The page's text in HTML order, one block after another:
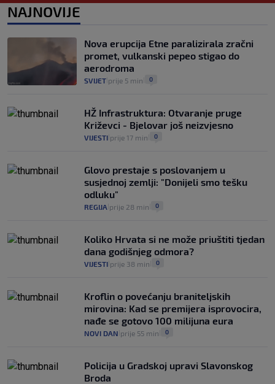
VIJESTI 3. kol. 2
rajčica košta deset eura: "Nećete ih
vidjeti na akcijama u trgovinama"
VIJESTI 3. kol. 8
NAJNOVIJE
Nova erupcija Etne paralizirala zračni
promet, vulkanski pepeo stigao do
aerodroma
SVIJET prije 5 min 0
HŽ Infrastruktura: Otvaranje pruge
Križevci - Bjelovar još neizvjesno
VIJESTI prije 17 min 0
Glovo prestaje s poslovanjem u
susjednoj zemlji: "Donijeli smo tešku
odluku"
REGIJA prije 28 min 0
Koliko Hrvata si ne može priuštiti tjedan
dana godišnjeg odmora?
VIJESTI prije 38 min 0
Kroflin o povećanju braniteljskih
mirovina: Kad se premijera isprovocira,
nađe se gotovo 100 milijuna eura
NOVI DAN prije 55 min 0
Policija u Gradskoj upravi Slavonskog
Broda